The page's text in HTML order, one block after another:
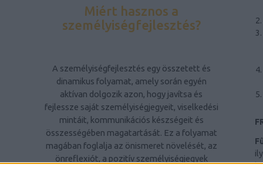
Miért hasznos a
személyiségfejlesztés?
A személyiségfejlesztés egy összetett és
dinamikus folyamat, amely során egyén
aktívan dolgozik azon, hogy javítsa és
fejlessze saját személyiségjegyeit, viselkedési
mintáit, kommunikációs készségeit és
összességében magatartását. Ez a folyamat
magában foglalja az önismeret növelését, az
önreflexiót, a pozitív személyiségjegyek